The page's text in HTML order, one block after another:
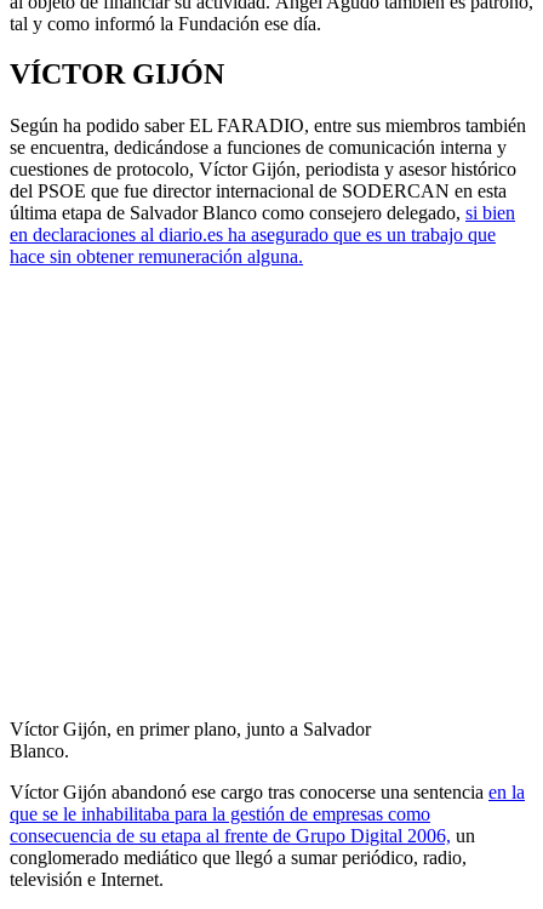
tal y como informó la Fundación ese día.
VÍCTOR GIJÓN
Según ha podido saber EL FARADIO, entre sus miembros también
se encuentra, dedicándose a funciones de comunicación interna y
cuestiones de protocolo, Víctor Gijón, periodista y asesor histórico
del PSOE que fue director internacional de SODERCAN en esta
última etapa de Salvador Blanco como consejero delegado, si bien
en declaraciones al diario.es ha asegurado que es un trabajo que
hace sin obtener remuneración alguna.
Víctor Gijón, en primer plano, junto a Salvador
Blanco.
Víctor Gijón abandonó ese cargo tras conocerse una sentencia en la
que se le inhabilitaba para la gestión de empresas como
consecuencia de su etapa al frente de Grupo Digital 2006, un
conglomerado mediático que llegó a sumar periódico, radio,
televisión e Internet.